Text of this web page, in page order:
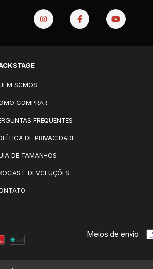
SOMOS
COMPRAR
FREQUENTES
DE PRIVACIDADE
DE TAMANHOS
E DEVOLUÇÕES
Meios de envio